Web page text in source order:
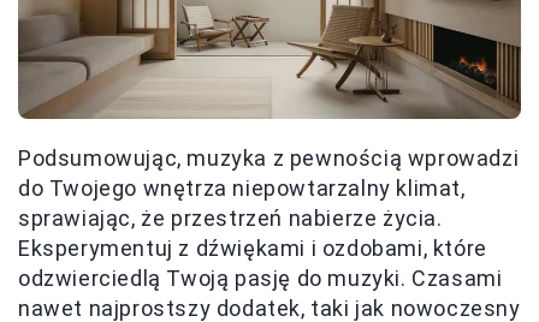
Podsumowując, muzyka z pewnością wprowadzi
do Twojego wnętrza niepowtarzalny klimat,
sprawiając, że przestrzeń nabierze życia.
Eksperymentuj z dźwiękami i ozdobami, które
odzwierciedlą Twoją pasję do muzyki. Czasami
nawet najprostszy dodatek, taki jak nowoczesny